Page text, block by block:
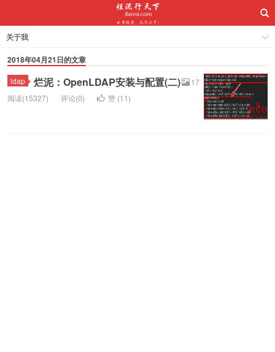
关于我
2018年04月21日的文章
ldap 烂泥：OpenLDAP安装与配置(二)
17
阅读(15327)
评论(0) 赞 (11)